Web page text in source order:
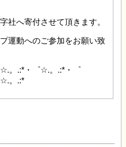
社へ寄付させて頂きます。
運動へのご参加をお願い致
。.:*・゜☆.。.:*・゜
。.:*